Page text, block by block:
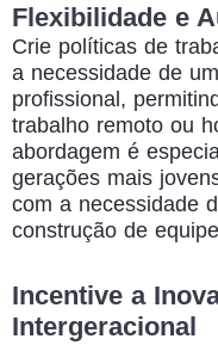
Flexibilidade e
Crie políticas de
a necessidade de
profissional,
trabalho remoto ou
abordagem é
gerações mais
com a necessidade
construção de
Incentive a
Intergeracional